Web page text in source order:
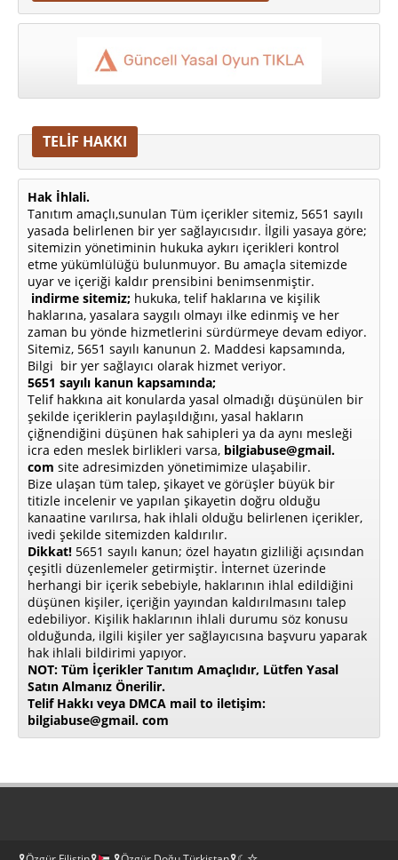
TELİF HAKKI
Hak İhlali.
Tanıtım amaçlı,sunulan Tüm içerikler sitemiz, 5651 sayılı
yasada belirlenen bir yer sağlayıcısıdır. İlgili yasaya göre;
sitemizin yönetiminin hukuka aykırı içerikleri kontrol
etme yükümlülüğü bulunmuyor. Bu amaçla sitemizde
uyar ve içeriği kaldır prensibini benimsenmiştir.
indirme sitemiz; hukuka, telif haklarına ve kişilik
haklarına, yasalara saygılı olmayı ilke edinmiş ve her
zaman bu yönde hizmetlerini sürdürmeye devam ediyor.
Sitemiz, 5651 sayılı kanunun 2. Maddesi kapsamında,
Bilgi bir yer sağlayıcı olarak hizmet veriyor.
5651 sayılı kanun kapsamında;
Telif hakkına ait konularda yasal olmadığı düşünülen bir
şekilde içeriklerin paylaşıldığını, yasal hakların
çiğnendiğini düşünen hak sahipleri ya da aynı mesleği
icra eden meslek birlikleri varsa, bilgiabuse@gmail.
com site adresimizden yönetimimize ulaşabilir.
Bize ulaşan tüm talep, şikayet ve görüşler büyük bir
titizle incelenir ve yapılan şikayetin doğru olduğu
kanaatine varılırsa, hak ihlali olduğu belirlenen içerikler,
ivedi şekilde sitemizden kaldırılır.
Dikkat! 5651 sayılı kanun; özel hayatın gizliliği açısından
çeşitli düzenlemeler getirmiştir. İnternet üzerinde
herhangi bir içerik sebebiyle, haklarının ihlal edildiğini
düşünen kişiler, içeriğin yayından kaldırılmasını talep
edebiliyor. Kişilik haklarının ihlali durumu söz konusu
olduğunda, ilgili kişiler yer sağlayıcısına başvuru yaparak
hak ihlali bildirimi yapıyor.
NOT: Tüm İçerikler Tanıtım Amaçlıdır, Lütfen Yasal
Satın Almanız Önerilir.
Telif Hakkı veya DMCA mail to iletişim:
bilgiabuse@gmail. com